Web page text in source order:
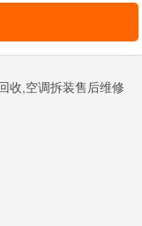
收,空调拆装售后维修